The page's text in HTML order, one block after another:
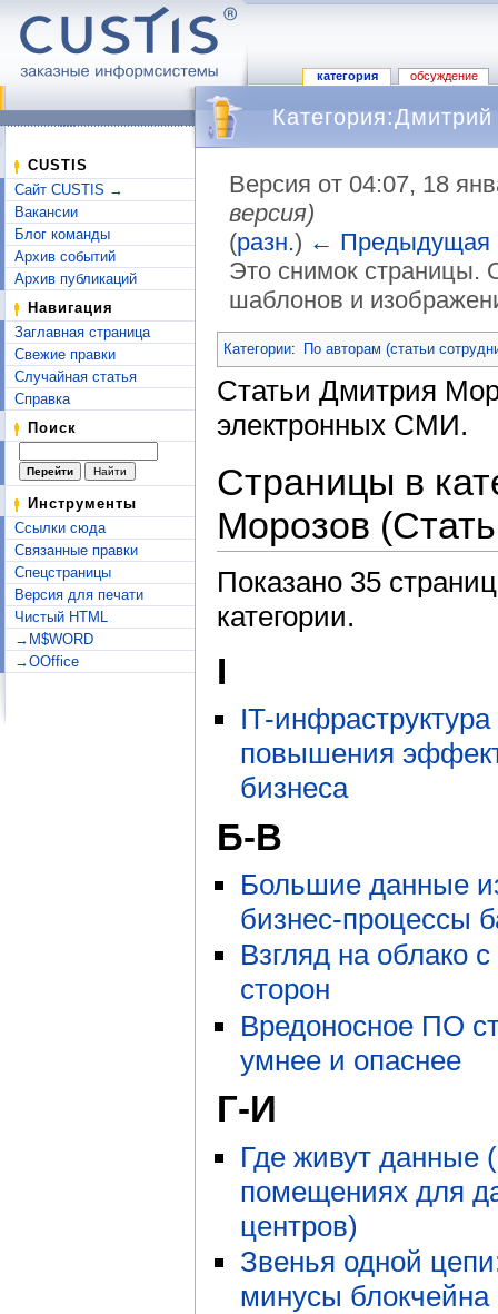
категория обсуждение
CUSTIS
Сайт CUSTIS →
Вакансии
Блог команды
Архив событий
Архив публикаций
Навигация
Заглавная страница
Свежие правки
Случайная статья
Справка
Поиск
Инструменты
Ссылки сюда
Связанные правки
Спецстраницы
Версия для печати
Чистый HTML
→M$WORD
→OOffice
Версия от 04:07, 18
версия)
(разн.) ← Предыдущая
Это снимок страницы.
шаблонов и
Категории: По авторам (статьи
Статьи Дмитрия
электронных СМИ.
Страницы в
Морозов
Показано 35
категории.
I
IT-
повышения
бизнеса
Б-В
Большие данные
бизнес-процессы
Взгляд на облако
сторон
Вредоносное ПО
умнее и опаснее
Г-И
Где живут данные
помещениях для
центров)
Звенья одной
минусы блокчейна